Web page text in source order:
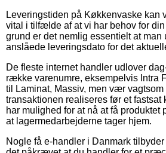
Leveringstiden på Køkkenvaske kan
vital i tilfælde af at vi har behov for
grund er det nemlig essentielt at man
anslåede leveringsdato for det
De fleste internet handler udlover
række varenumre, eksempelvis Intra
til Laminat, Massiv, men vær vagtsom
transaktionen realiseres før et
har mulighed for at nå at få produktet
at lagermedarbejderne tager hjem.
Nogle få e-handler i Danmark